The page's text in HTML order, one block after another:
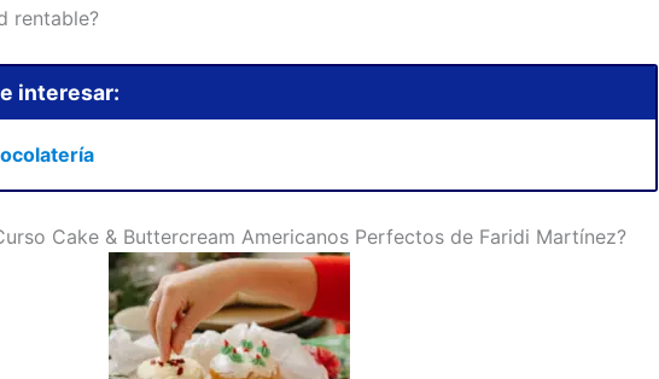
rentable?
interesar:
Cake & Buttercream Americanos Perfectos de Faridi Martínez?